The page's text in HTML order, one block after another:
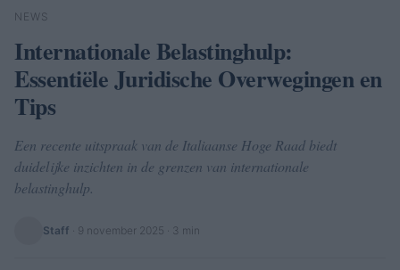
Zoeken
NEWS
Internationale Belastinghulp:
Essentiële Juridische Overwegingen en
Tips
Een recente uitspraak van de Italiaanse Hoge Raad biedt
duidelijke inzichten in de grenzen van internationale
belastinghulp.
Staff 9 november 2025 · 3 min